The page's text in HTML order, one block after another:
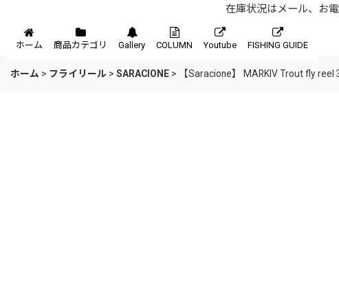
在庫状況はメール、お
メニュー
ホーム 商品カテゴリ Gallery COLUMN Youtube FISHING GUIDE
ホーム > フライリール > SARACIONE > 【Saracione】 MARKIV Trout fly reel